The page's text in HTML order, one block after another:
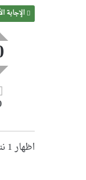
الإجابة
اظهار 1 نتيجة